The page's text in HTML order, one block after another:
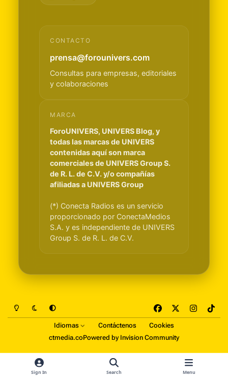
CONTACTO
prensa@forounivers.com
Consultas para empresas, editoriales
y colaboraciones
MARCA
ForoUNIVERS, UNIVERS Blog, y
todas las marcas de UNIVERS
contenidas aquí son marca
comerciales de UNIVERS Group S.
de R. L. de C.V. y/o compañías
afiliadas a UNIVERS Group
(*) Conecta Radios es un servicio
proporcionado por ConectaMedios
S.A. y es independiente de UNIVERS
Group S. de R. L. de C.V.
Light ModeDark ModeSystem Preference
a
c
e
b
n
a
g
i
o
Idiomas Contáctenos
Cookies
ctmedia.coPowered by Invision Community
Sign In Search Menu